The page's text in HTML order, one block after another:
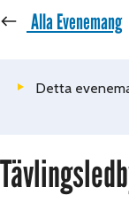
« Alla Evenemang
Detta